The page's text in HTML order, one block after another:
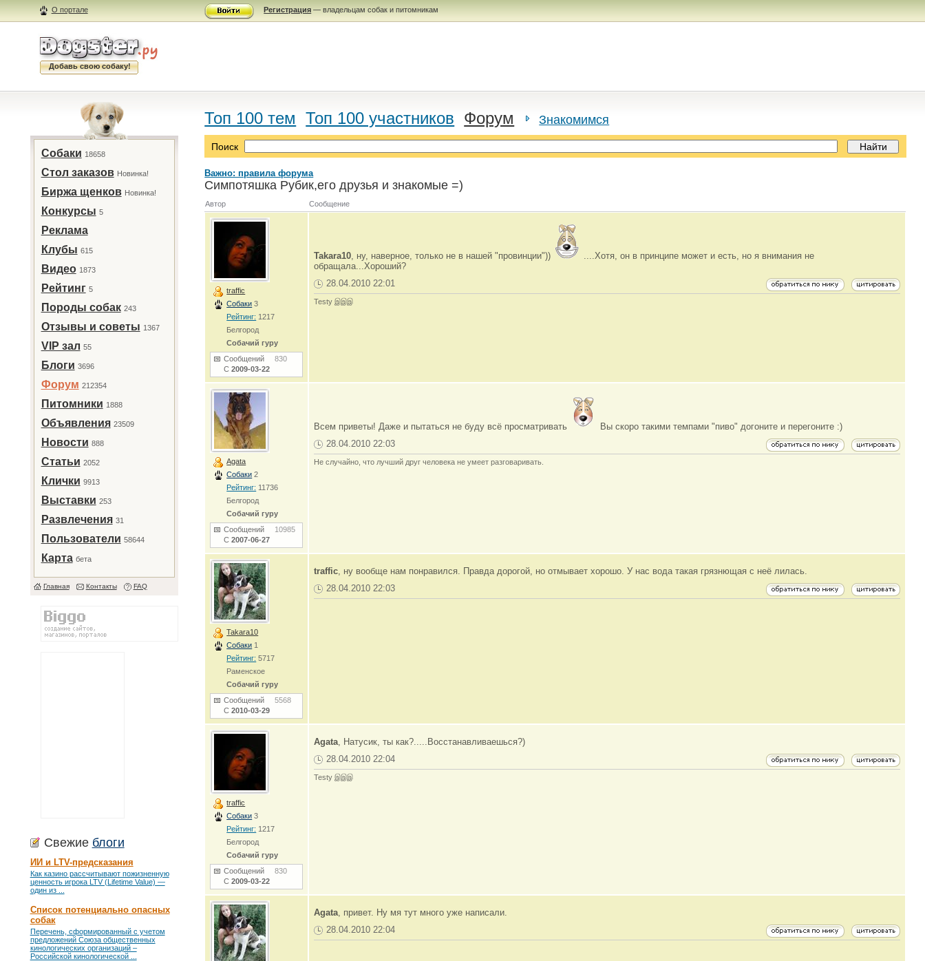
О портале Регистрация — владельцам собак и питомникам
Добавь свою собаку!
Собаки 18658
Стол заказов Новинка!
Биржа щенков Новинка!
Конкурсы 5
Реклама
Клубы 615
Видео 1873
Рейтинг 5
Породы собак 243
Отзывы и советы 1367
VIP зал 55
Блоги 3696
Форум 212354
Питомники 1888
Объявления 23509
Новости 888
Статьи 2052
Клички 9913
Выставки 253
Развлечения 31
Пользователи 58644
Карта бета
Главная Контакты FAQ
Свежие блоги
ИИ и LTV-предсказания
Как казино рассчитывают пожизненную
ценность игрока LTV (Lifetime Value) —
один из ...
Список потенциально опасных
собак
Перечень, сформированный с учетом
предложений Союза общественных
кинологических организаций –
Российской кинологической ...
Топ 100 тем Топ 100 участников Форум Знакомимся
Поиск
Важно: правила форума
Симпотяшка Рубик,его друзья и знакомые =)
Автор Сообщение
traffic
Собаки 3
Рейтинг: 1217
Белгород
Собачий гуру
Сообщений830
С2009-03-22
Takara10, ну, наверное, только не в нашей "провинции"))
....Хотя, он в принципе может и есть, но я внимания не
обращала...Хороший?
28.04.2010 22:01
Testy இஇஇ
Agata
Собаки 2
Рейтинг: 11736
Белгород
Собачий гуру
Сообщений 10985
С2007-06-27
Всем приветы! Даже и пытаться не буду всё просматривать
Вы скоро такими темпами "пиво" догоните и перегоните :)
28.04.2010 22:03
Не случайно, что лучший друг человека не умеет разговаривать.
Takara10
Собаки 1
Рейтинг: 5717
Раменское
Собачий гуру
Сообщений5568
С2010-03-29
traffic, ну вообще нам понравился. Правда дорогой, но отмывает хорошо. У нас вода такая грязнющая с неё лилась.
28.04.2010 22:03
traffic
Собаки 3
Рейтинг: 1217
Белгород
Собачий гуру
Сообщений830
С2009-03-22
Agata, Натусик, ты как?.....Восстанавливаешься?)
28.04.2010 22:04
Testy இஇஇ
Agata, привет. Ну мя тут много уже написали.
28.04.2010 22:04